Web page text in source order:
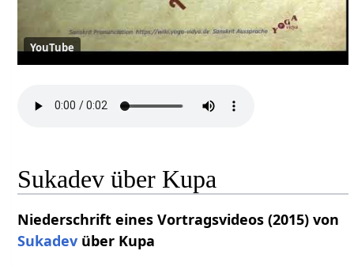
YouTube
Sukadev über Kupa
Niederschrift eines Vortragsvideos (2015) von
Sukadev über Kupa